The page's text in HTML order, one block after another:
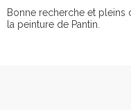
Bonne recherche et pleins
la peinture de Pantin.